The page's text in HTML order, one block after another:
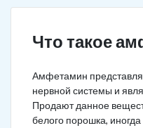
Что такое
Амфетамин
нервной системы и
Продают данное
белого порошка, иногда